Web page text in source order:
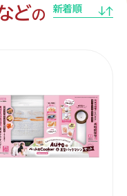
どの
新着順